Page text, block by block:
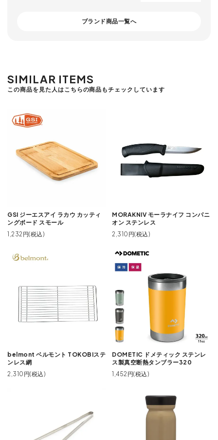
ブランド商品一覧へ
SIMILAR ITEMS
この商品を見た人はこちらの商品もチェックしています
GSI ジーエスアイ ラカウ カッティ
ングボード スモール
1,232円(税込)
MORAKNIV モーラナイフ コンパニ
オン ステンレス
2,310円(税込)
belmont ベルモント TOKOBIステ
ンレス網
2,310円(税込)
DOMETIC ドメティック ステンレ
ス製真空断熱タンブラー320
1,452円(税込)